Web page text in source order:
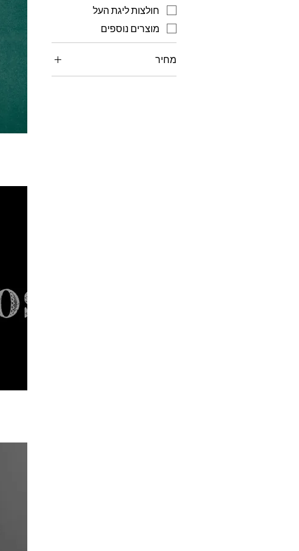
חולצות ליגת העל
מוצרים נוספים
מחיר